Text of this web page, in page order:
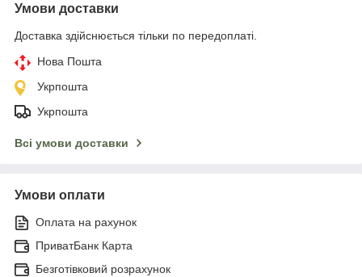
Умови доставки
Доставка здійснюється тільки по передоплаті.
Нова Пошта
Укрпошта
Укрпошта
Всі умови доставки
Умови оплати
Оплата на рахунок
ПриватБанк Карта
Безготівковий розрахунок